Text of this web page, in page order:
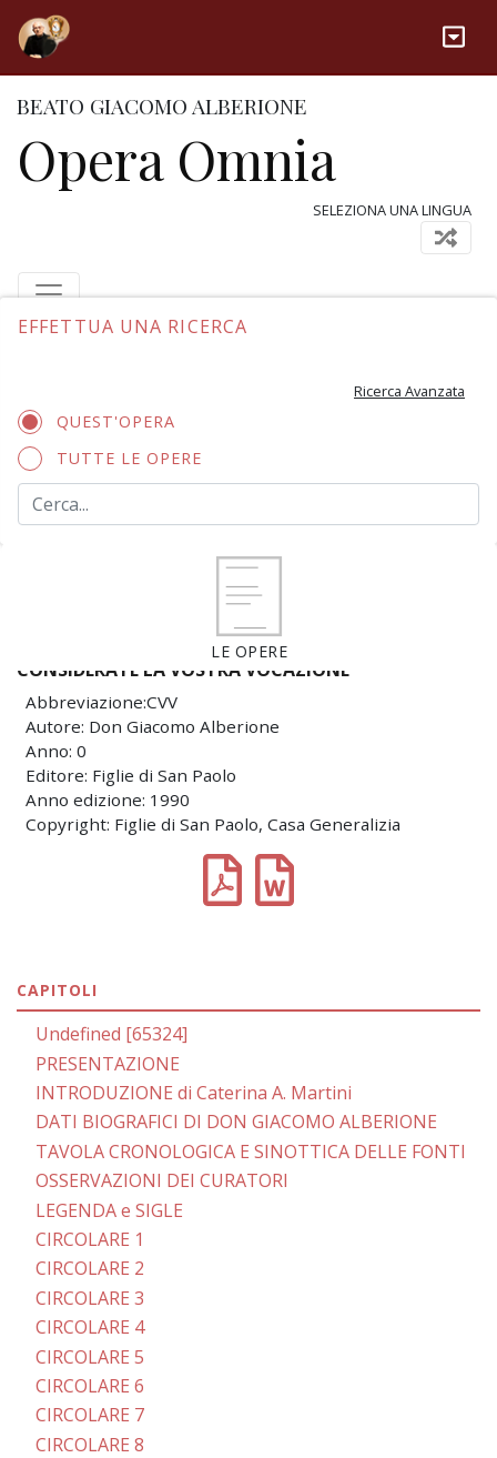
BEATO GIACOMO ALBERIONE
Opera Omnia
SELEZIONA UNA LINGUA
EFFETTUA UNA RICERCA
Ricerca Avanzata
QUEST'OPERA
TUTTE LE OPERE
LE OPERE
CONSIDERATE LA VOSTRA VOCAZIONE
Abbreviazione:CVV
Autore: Don Giacomo Alberione
Anno: 0
Editore: Figlie di San Paolo
Anno edizione: 1990
Copyright: Figlie di San Paolo, Casa Generalizia
CAPITOLI
Undefined [65324]
PRESENTAZIONE
INTRODUZIONE di Caterina A. Martini
DATI BIOGRAFICI DI DON GIACOMO ALBERIONE
TAVOLA CRONOLOGICA E SINOTTICA DELLE FONTI
OSSERVAZIONI DEI CURATORI
LEGENDA e SIGLE
CIRCOLARE 1
CIRCOLARE 2
CIRCOLARE 3
CIRCOLARE 4
CIRCOLARE 5
CIRCOLARE 6
CIRCOLARE 7
CIRCOLARE 8